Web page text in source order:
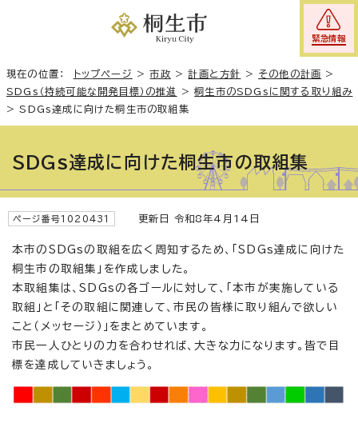
緊急情報
現在の位置： トップページ >市政 >計画と方針 > その他の計画 >
SDGs（持続可能な開発目標）の推進
>桐生市のSDGsに関する取り組み
> SDGs達成に向けた桐生市の取組集
SDGs達成に向けた桐生市の取組集
ページ番号1020431 更新日 令和8年4月14日
本市のSDGsの取組を広く周知するため、「SDGs達成に向けた
桐生市の取組集」を作成しました。
本取組集は、SDGsの各ゴールに対して、「本市が実施している
取組」と「その取組に関連して、市民の皆様に取り組んで欲しい
こと（メッセージ）」をまとめています。
市民一人ひとりの力を合わせれば、大きな力になります。皆で目
標を達成していきましょう。